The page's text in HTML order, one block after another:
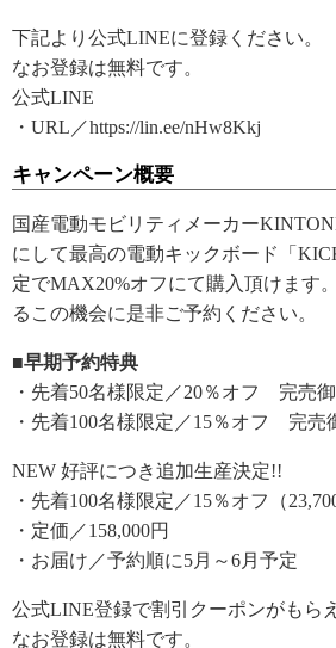
下記より公式LINEに登録ください。
なお登録は無料です。
公式LINE
・URL／https://lin.ee/nHw8Kkj
キャンペーン概要
国産電動モビリティメーカー
にして最高の電動キックボード「
定でMAX20%オフにて購入頂けます
るこの機会に是非ご予約ください。
■早期予約特典
・先着50名様限定／20％オフ 完売
・先着100名様限定／15％オフ 完売
NEW 好評につき追加生産決定!!
・先着100名様限定／15％オフ（
・定価／158,000円
・お届け／予約順に5月～6月予定
公式LINE登録で割引クーポンがもら
なお登録は無料です。